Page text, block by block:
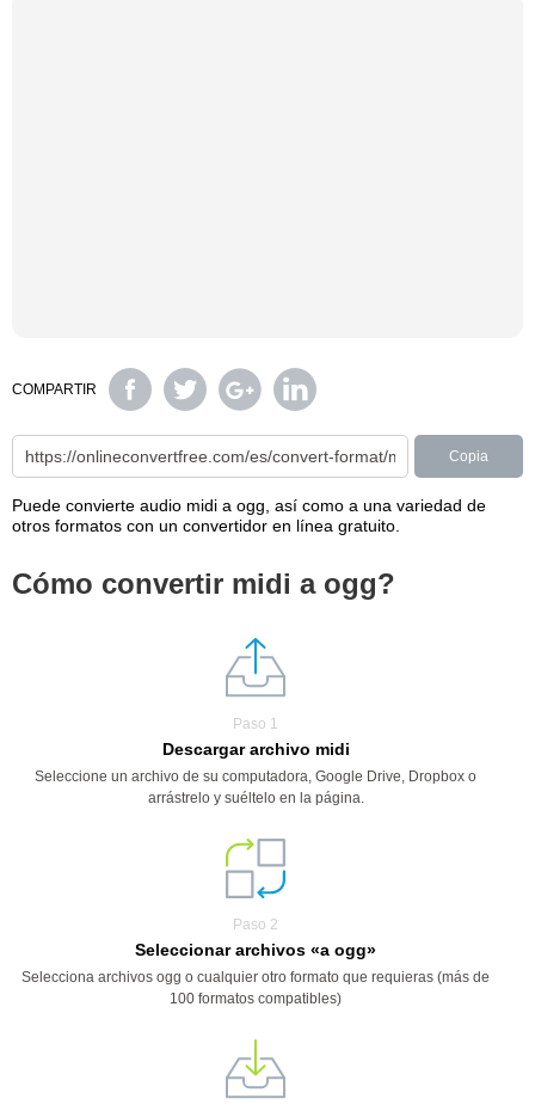
COMPARTIR
Copia
Puede convierte audio midi a ogg, así como a una variedad de
otros formatos con un convertidor en línea gratuito.
Cómo convertir midi a ogg?
Paso 1
Descargar archivo midi
Seleccione un archivo de su computadora, Google Drive, Dropbox o
arrástrelo y suéltelo en la página.
Paso 2
Seleccionar archivos «a ogg»
Selecciona archivos ogg o cualquier otro formato que requieras (más de
100 formatos compatibles)